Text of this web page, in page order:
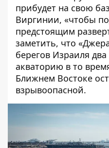
прибудет на свою
Виргинии, «чтобы
предстоящим
заметить, что
берегов Израиля
акваторию в то
Ближнем Востоке
взрывоопасной.